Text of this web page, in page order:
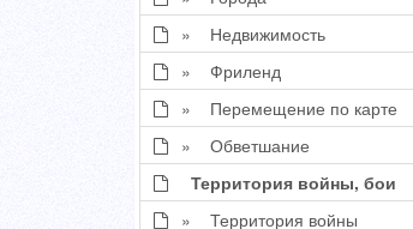
» Недвижимость
» Фриленд
» Перемещение по карте
» Обветшание
Территория войны, бои
» Территория войны